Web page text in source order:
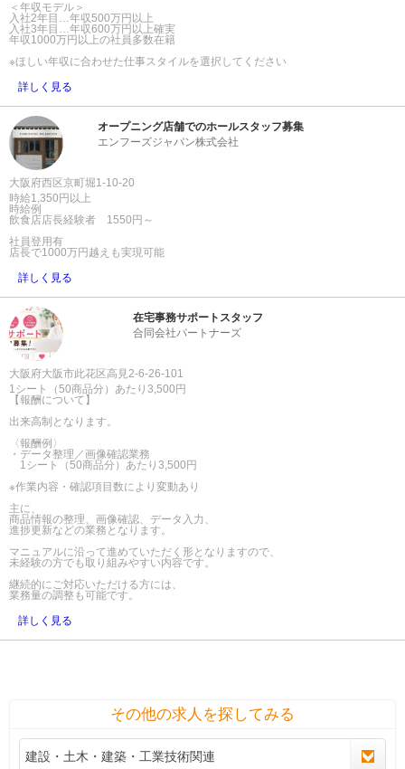
＜年収モデル＞
入社2年目…年収500万円以上
入社3年目…年収600万円以上確実
年収1000万円以上の社員多数在籍
※ほしい年収に合わせた仕事スタイルを選択してください
詳しく見る
オープニング店舗でのホールスタッフ募集
エンフーズジャパン株式会社
大阪府西区京町堀1-10-20
時給1,350円以上
時給例
飲食店店長経験者 1550円～
社員登用有
店長で1000万円越えも実現可能
詳しく見る
在宅事務サポートスタッフ
合同会社パートナーズ
大阪府大阪市此花区高見2-6-26-101
1シート（50商品分）あたり3,500円
【報酬について】
出来高制となります。
〈報酬例〉
・データ整理／画像確認業務
1シート（50商品分）あたり3,500円
※作業内容・確認項目数により変動あり
主に、
商品情報の整理、画像確認、データ入力、
進捗更新などの業務となります。
マニュアルに沿って進めていただく形となりますので、
未経験の方でも取り組みやすい内容です。
継続的にご対応いただける方には、
業務量の調整も可能です。
詳しく見る
その他の求人を探してみる